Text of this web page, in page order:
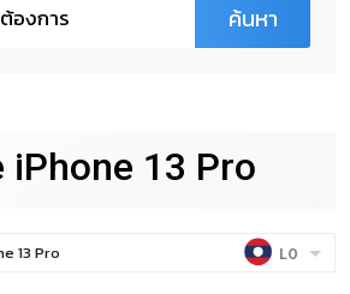
ค้นหา
iPhone 13 Pro
13 Pro LO